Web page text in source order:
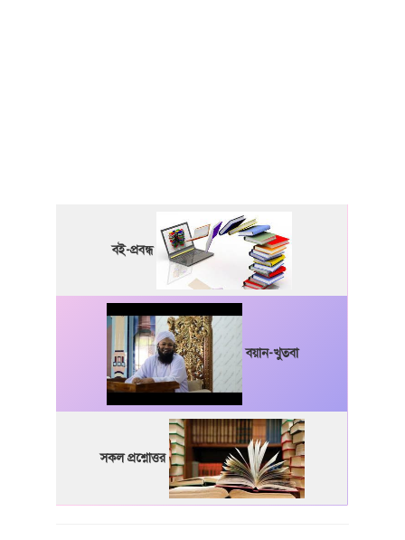
বই-প্রবন্ধ
বয়ান-খুতবা
সকল প্রশ্নোত্তর